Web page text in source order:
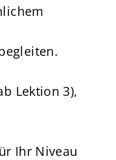
Lektion 3),
Ihr Niveau